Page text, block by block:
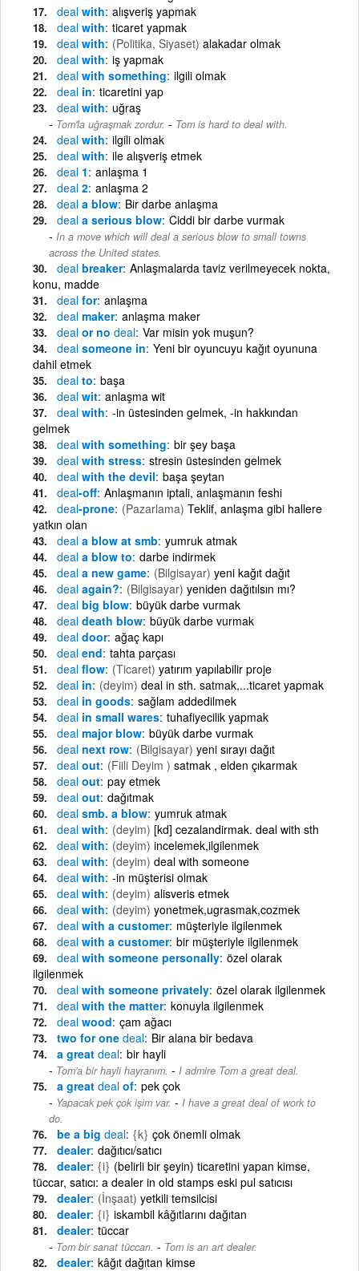
deal with alışveriş yapmak
deal with ticaret yapmak
deal with (Politika, Siyaset) alakadar olmak
deal with iş yapmak
deal with something ilgili olmak
deal in ticaretini yap
deal with uğraş
Tom'la uğraşmak zordur. - Tom is hard to deal with.
deal with ilgili olmak
deal with ile alışveriş etmek
deal 1 anlaşma 1
deal 2 anlaşma 2
deal a blow Bir darbe anlaşma
deal a serious blow Ciddi bir darbe vurmak
In a move which will deal a serious blow to small towns
across the United states.
deal breaker Anlaşmalarda taviz verilmeyecek nokta,
konu, madde
deal for anlaşma
deal maker anlaşma maker
deal or no deal Var misin yok muşun?
deal someone in Yeni bir oyuncuyu kağıt oyununa
dahil etmek
deal to başa
deal wit anlaşma wit
deal with -in üstesinden gelmek, -in hakkından
gelmek
deal with something bir şey başa
deal with stress stresin üstesinden gelmek
deal with the devil başa şeytan
deal-off Anlaşmanın iptali, anlaşmanın feshi
deal-prone (Pazarlama) Teklif, anlaşma gibi hallere
yatkın olan
deal a blow at smb yumruk atmak
deal a blow to darbe indirmek
deal a new game (Bilgisayar) yeni kağıt dağıt
deal again? (Bilgisayar) yeniden dağıtılsın mı?
deal big blow büyük darbe vurmak
deal death blow büyük darbe vurmak
deal door ağaç kapı
deal end tahta parçası
deal flow (Ticaret) yatırım yapılabilir proje
deal in (deyim) deal in sth. satmak,...ticaret yapmak
deal in goods sağlam addedilmek
deal in small wares tuhafiyecilik yapmak
deal major blow büyük darbe vurmak
deal next row (Bilgisayar) yeni sırayı dağıt
deal out (Fiili Deyim ) satmak , elden çıkarmak
deal out pay etmek
deal out dağıtmak
deal smb. a blow yumruk atmak
deal with (deyim) [kd] cezalandirmak. deal with sth
deal with (deyim) incelemek,ilgilenmek
deal with (deyim) deal with someone
deal with -in müşterisi olmak
deal with (deyim) alisveris etmek
deal with (deyim) yonetmek,ugrasmak,cozmek
deal with a customer müşteriyle ilgilenmek
deal with a customer bir müşteriyle ilgilenmek
deal with someone personally özel olarak
ilgilenmek
deal with someone privately özel olarak ilgilenmek
deal with the matter konuyla ilgilenmek
deal wood çam ağacı
two for one deal Bir alana bir bedava
a great deal bir hayli
Tom'a bir hayli hayranım. - I admire Tom a great deal.
a great deal of pek çok
Yapacak pek çok işim var. - I have a great deal of work to
do.
be a big deal {k} çok önemli olmak
dealer dağıtıcı/satıcı
dealer {i} (belirli bir şeyin) ticaretini yapan kimse,
tüccar, satıcı: a dealer in old stamps eski pul satıcısı
dealer (İnşaat) yetkili temsilcisi
dealer {i} iskambil kâğıtlarını dağıtan
dealer tüccar
Tom bir sanat tüccarı. - Tom is an art dealer.
dealer kâğıt dağıtan kimse